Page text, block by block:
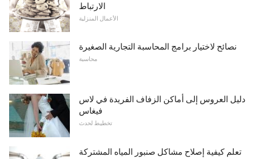
الارتباط
الأعمال المنزلية
نصائح لاختيار برامج المحاسبة التجارية الصغيرة
محاسبة
دليل العروس إلى أماكن الزفاف الفريدة في لاس
فيغاس
تخطيط لحدث
تعلم كيفية إصلاح مشاكل صنبور المياه المشتركة